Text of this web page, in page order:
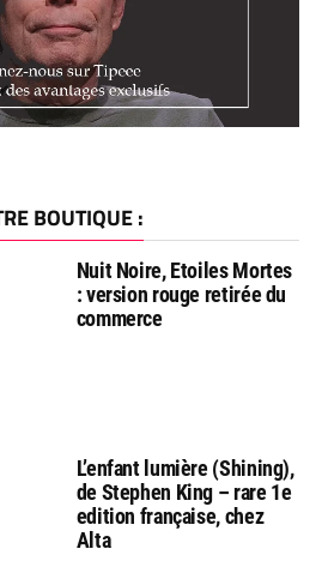
BOUTIQUE :
Nuit Noire, Etoiles Mortes
: version rouge retirée du
commerce
L’enfant lumière (Shining),
de Stephen King – rare 1e
edition française, chez
Alta